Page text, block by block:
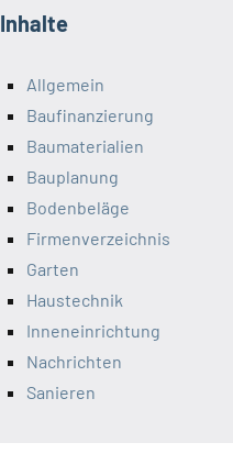
Inhalte
Allgemein
Baufinanzierung
Baumaterialien
Bauplanung
Bodenbeläge
Firmenverzeichnis
Garten
Haustechnik
Inneneinrichtung
Nachrichten
Sanieren